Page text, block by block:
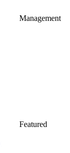
Management
Featured